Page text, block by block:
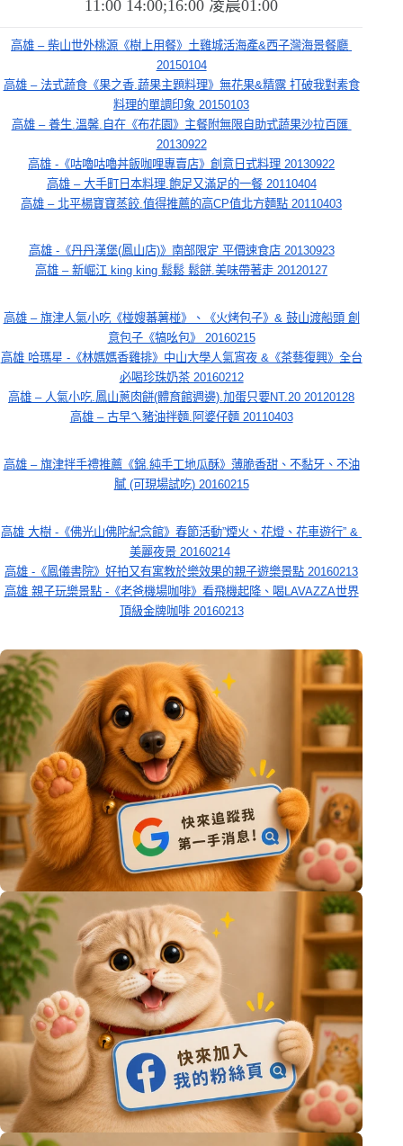
11:00 14:00;16:00 凌晨01:00
高雄 – 柴山世外桃源《樹上用餐》土雞城活海產&西子灣海景餐廳
20150104
高雄 – 法式蔬食《果之香.蔬果主題料理》無花果&精露 打破我對素食
料理的單調印象 20150103
高雄 – 養生.溫馨.自在《布花園》主餐附無限自助式蔬果沙拉百匯
20130922
高雄 -《咕嚕咕嚕丼飯咖哩專賣店》創意日式料理 20130922
高雄 – 大手町日本料理.飽足又滿足的一餐 20110404
高雄 – 北平楊寶寶蒸餃.值得推薦的高CP值北方麵點 20110403
高雄 -《丹丹漢堡(鳳山店)》南部限定 平價速食店 20130923
高雄 – 新崛江 king king 鬆鬆 鬆餅.美味帶著走 20120127
高雄 – 旗津人氣小吃《椪嫂蕃薯椪》、《火烤包子》& 鼓山渡船頭 創
意包子《犒吆包》 20160215
高雄 哈瑪星 -《林媽媽香雞排》中山大學人氣宵夜 &《茶藝復興》全台
必喝珍珠奶茶 20160212
高雄 – 人氣小吃.鳳山蔥肉餅(體育館週邊).加蛋只要NT.20 20120128
高雄 – 古早ㄟ豬油拌麵.阿婆仔麵 20110403
高雄 – 旗津拌手禮推薦《錦.純手工地瓜酥》薄脆香甜、不黏牙、不油
膩 (可現場試吃) 20160215
高雄 大樹 -《佛光山佛陀紀念館》春節活動”煙火、花燈、花車遊行” &
美麗夜景 20160214
高雄 -《鳳儀書院》好拍又有寓教於樂效果的親子遊樂景點 20160213
高雄 親子玩樂景點 -《老爸機場咖啡》看飛機起降、喝LAVAZZA世界
頂級金牌咖啡 20160213